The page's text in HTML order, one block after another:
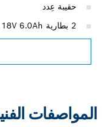
حقيبة عِدد
المواصفات الفنية